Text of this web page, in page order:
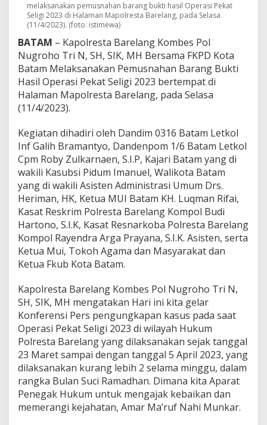
t
a
m
M
u
s
n
a
h
B
B
H
s
i
O
p
e
r
a
s
P
e
k
a
t
S
l
i
g
i
2
0
melaksanakan pemusnahan barang bukti hasil Operasi Pekat
Seligi 2023 di Halaman Mapolresta Barelang, pada Selasa
(11/4/2023). (foto: istimewa)
BATAM – Kapolresta Barelang Kombes Pol
Nugroho Tri N, SH, SIK, MH Bersama FKPD Kota
Batam Melaksanakan Pemusnahan Barang Bukti
Hasil Operasi Pekat Seligi 2023 bertempat di
Halaman Mapolresta Barelang, pada Selasa
(11/4/2023).
Kegiatan dihadiri oleh Dandim 0316 Batam Letkol
Inf Galih Bramantyo, Dandenpom 1/6 Batam Letkol
Cpm Roby Zulkarnaen, S.I.P, Kajari Batam yang di
wakili Kasubsi Pidum Imanuel, Walikota Batam
yang di wakili Asisten Administrasi Umum Drs.
Heriman, HK, Ketua MUI Batam KH. Luqman Rifai,
Kasat Reskrim Polresta Barelang Kompol Budi
Hartono, S.I.K, Kasat Resnarkoba Polresta Barelang
Kompol Rayendra Arga Prayana, S.I.K. Asisten, serta
Ketua Mui, Tokoh Agama dan Masyarakat dan
Ketua Fkub Kota Batam.
Kapolresta Barelang Kombes Pol Nugroho Tri N,
SH, SIK, MH mengatakan Hari ini kita gelar
Konferensi Pers pengungkapan kasus pada saat
Operasi Pekat Seligi 2023 di wilayah Hukum
Polresta Barelang yang dilaksanakan sejak tanggal
23 Maret sampai dengan tanggal 5 April 2023, yang
dilaksanakan kurang lebih 2 selama minggu, dalam
rangka Bulan Suci Ramadhan. Dimana kita Aparat
Penegak Hukum untuk mengajak kebaikan dan
memerangi kejahatan, Amar Ma’ruf Nahi Munkar.